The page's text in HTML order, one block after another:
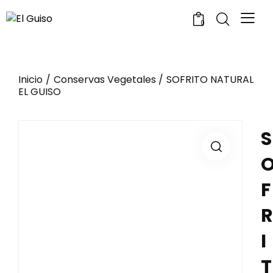
0
Inicio Conservas Vegetales
SOFRITO NATURAL
EL GUISO
S
F
R
I
T